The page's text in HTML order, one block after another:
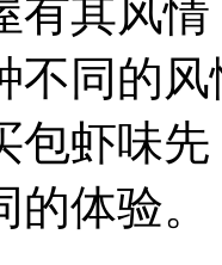
有其风情
不同的风
包虾味
的体验。